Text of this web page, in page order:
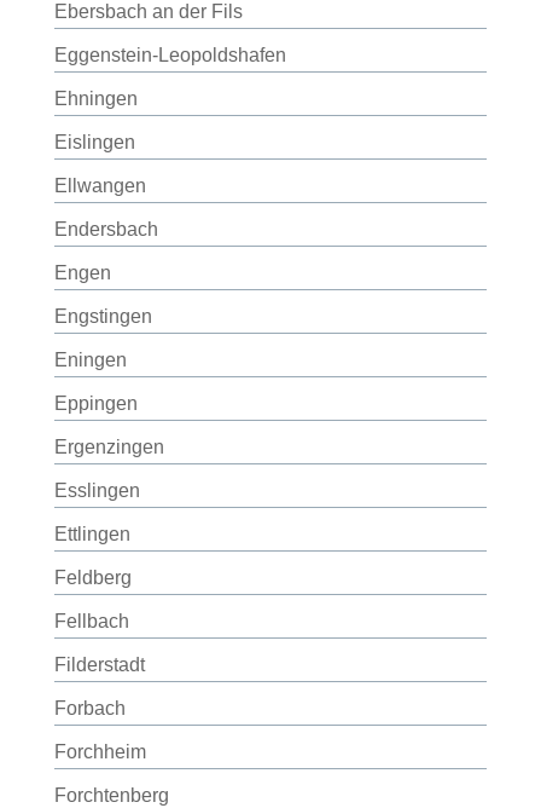
Ebersbach an der Fils
Eggenstein-Leopoldshafen
Ehningen
Eislingen
Ellwangen
Endersbach
Engen
Engstingen
Eningen
Eppingen
Ergenzingen
Esslingen
Ettlingen
Feldberg
Fellbach
Filderstadt
Forbach
Forchheim
Forchtenberg